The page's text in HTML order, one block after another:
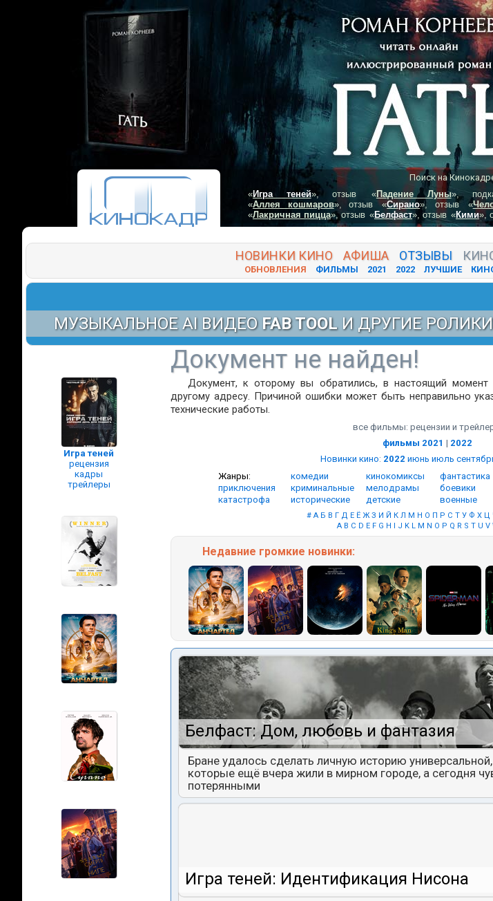
Поиск на
«Игра теней», отзыв «Падение Луны»,
«Аллея кошмаров», отзыв «Сирано», отзыв «
«Лакричная пицца», отзыв «Белфаст», отзыв «Кими»,
НОВИНКИ КИНО АФИША ОТЗЫВЫ
ОБНОВЛЕНИЯ ФИЛЬМЫ 2021 2022 ЛУЧШИЕ
МУЗЫКАЛЬНОЕ AI ВИДЕО FAB TOOL И ДРУГИЕ РОЛИКИ
Игра теней
рецензия
кадры
трейлеры
Документ не найден!
Документ, к оторому вы обратились, в настоящий момент
другому адресу. Причиной ошибки может быть неправильно
технические работы.
все фильмы: рецензии и
фильмы 2021 | 2022
Новинки кино: 2022 июнь июль
Жанры:
комедии кинокомиксы фантастика
приключения
криминальные мелодрамы боевики
катастрофа
исторические детские военные
# А Б В Г Д Е Ё Ж З И Й К Л М Н О П Р С Т У Ф Х Ц
A B C D E F G H I J K L M N O P Q R S T U V
Недавние громкие новинки:
Белфаст: Дом, любовь и фантазия
Бране удалось сделать личную историю
которые ещё вчера жили в мирном городе, а сегодня
потерянными
Игра теней: Идентификация Нисона